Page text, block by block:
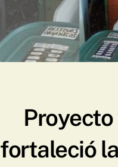
Proyecto
fortaleció